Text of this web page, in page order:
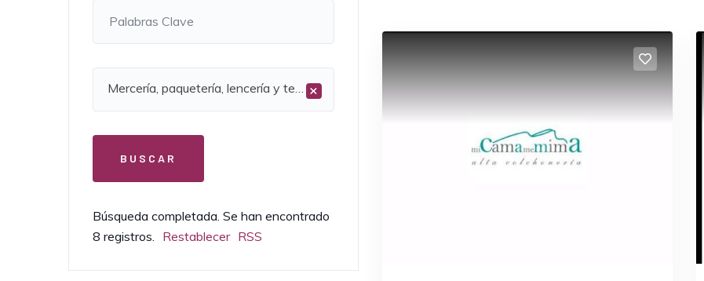
×
Mercería, paquetería, lencería y textil hogar
Búsqueda completada. Se han encontrado
8 registros. Restablecer RSS